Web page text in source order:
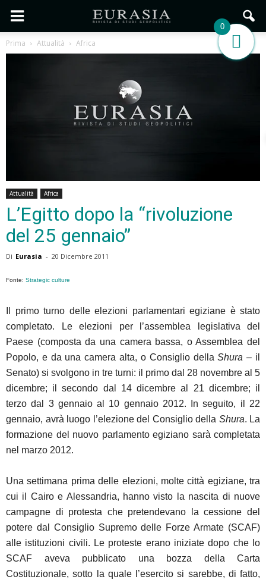
Prima Attualità Africa
Attualità Africa
L’Egitto dopo la “rivoluzione
del 25 gennaio”
Di Eurasia - 20 Dicembre 2011
Fonte: Strategic culture
Il primo turno delle elezioni parlamentari egiziane è stato
completato. Le elezioni per l’assemblea legislativa del
Paese (composta da una camera bassa, o Assemblea del
Popolo, e da una camera alta, o Consiglio dellaShura – il
Senato) si svolgono in tre turni: il primo dal 28 novembre al 5
dicembre; il secondo dal 14 dicembre al 21 dicembre; il
terzo dal 3 gennaio al 10 gennaio 2012. In seguito, il 22
gennaio, avrà luogo l’elezione del Consiglio della Shura. La
formazione del nuovo parlamento egiziano sarà completata
nel marzo 2012.
Una settimana prima delle elezioni, molte città egiziane, tra
cui il Cairo e Alessandria, hanno visto la nascita di nuove
campagne di protesta che pretendevano la cessione del
potere dal Consiglio Supremo delle Forze Armate (SCAF)
alle istituzioni civili. Le proteste erano iniziate dopo che lo
SCAF aveva pubblicato una bozza della Carta
Costituzionale, sotto la quale l’esercito si sarebbe, di fatto,
0